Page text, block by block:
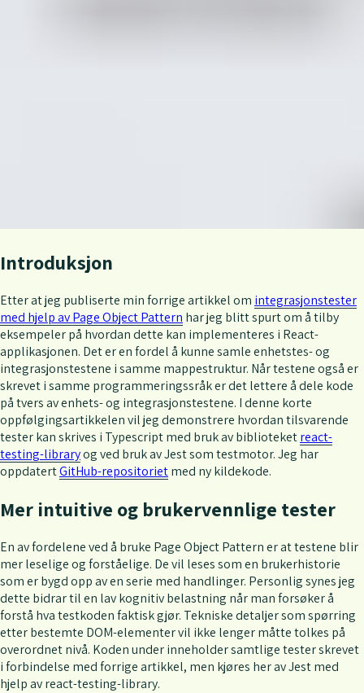
Introduksjon
Etter at jeg publiserte min forrige artikkel om integrasjonstester
med hjelp av Page Object Pattern har jeg blitt spurt om å tilby
eksempeler på hvordan dette kan implementeres i React-
applikasjonen. Det er en fordel å kunne samle enhetstes- og
integrasjonstestene i samme mappestruktur. Når testene også er
skrevet i samme programmeringssråk er det lettere å dele kode
på tvers av enhets- og integrasjonstestene. I denne korte
oppfølgingsartikkelen vil jeg demonstrere hvordan tilsvarende
tester kan skrives i Typescript med bruk av biblioteketreact-
testing-libraryog ved bruk av Jest som testmotor. Jeg har
oppdatertGitHub-repositorietmed ny kildekode.
Mer intuitive og brukervennlige tester
En av fordelene ved å bruke Page Object Pattern er at testene blir
mer leselige og forståelige. De vil leses som en brukerhistorie
som er bygd opp av en serie med handlinger. Personlig synes jeg
dette bidrar til en lav kognitiv belastning når man forsøker å
forstå hva testkoden faktisk gjør. Tekniske detaljer som spørring
etter bestemte DOM-elementer vil ikke lenger måtte tolkes på
overordnet nivå. Koden under inneholder samtlige tester skrevet
i forbindelse med forrige artikkel, men kjøres her av Jest med
hjelp av react-testing-library.